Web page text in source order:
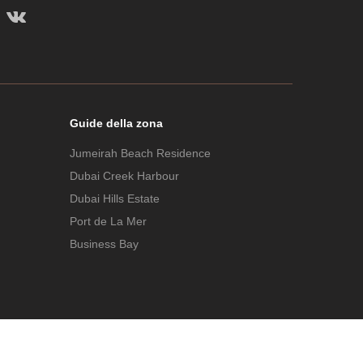
Guide della zona
Jumeirah Beach Residence
Dubai Creek Harbour
Dubai Hills Estate
Port de La Mer
Business Bay